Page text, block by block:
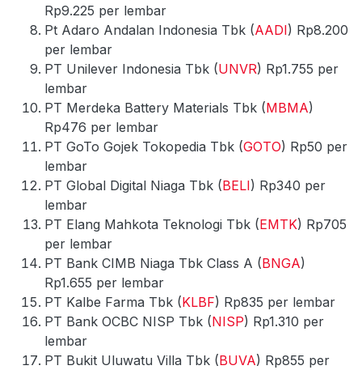
Rp9.225 per lembar
Pt Adaro Andalan Indonesia Tbk (AADI) Rp8.200
per lembar
PT Unilever Indonesia Tbk (UNVR) Rp1.755 per
lembar
PT Merdeka Battery Materials Tbk (MBMA)
Rp476 per lembar
PT GoTo Gojek Tokopedia Tbk (GOTO) Rp50 per
lembar
PT Global Digital Niaga Tbk (BELI) Rp340 per
lembar
PT Elang Mahkota Teknologi Tbk (EMTK) Rp705
per lembar
PT Bank CIMB Niaga Tbk Class A (BNGA)
Rp1.655 per lembar
PT Kalbe Farma Tbk (KLBF) Rp835 per lembar
PT Bank OCBC NISP Tbk (NISP) Rp1.310 per
lembar
PT Bukit Uluwatu Villa Tbk (BUVA) Rp855 per